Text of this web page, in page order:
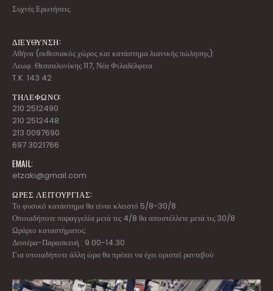
Συχνές Ερωτήσεις
ΔΙΕΥΘΥΝΣΗ:
Αθήνα (εκθεσιακός χώρος και κατάστημα λιανικής πώλησης):
Λεωφ. Θεσσαλονίκης 117, Νέα Φιλαδέλφεια
T.K. 143 42
ΤΗΛΕΦΩΝΟ:
210 2512490
210 2512448
213 0097690
697 3021766
EMAIL:
etzaki@gmail.com
ΩΡΕΣ ΛΕΙΤΟΥΡΓΙΑΣ:
Το φυσικό κατάστημα θα είναι κλειστό 5/8-30/8
Οποιαδήποτε παραγγελία μετά τις 4/8 θα αποστέλλετε μετά τις 30/8
Ωράριο καταστήματος:
Δευτέρα-Παρασκευή : 9.00-14.30
Για οποιαδήποτε άλλη ώρα θα πρέπει να έχει οριστεί ραντεβού